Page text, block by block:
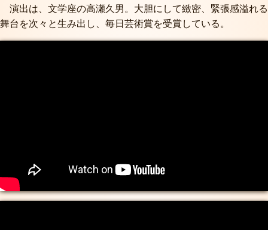
演出は、文学座の高瀬久男。大胆にして緻密、緊張感溢れる
舞台を次々と生み出し、毎日芸術賞を受賞している。